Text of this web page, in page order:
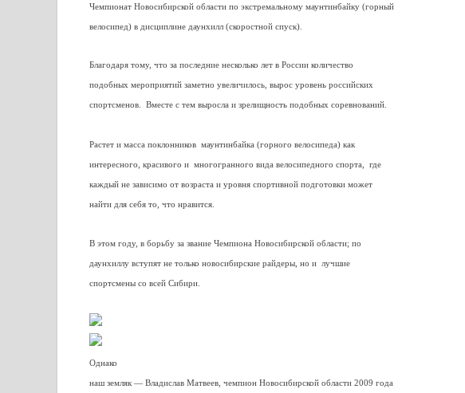
Чемпионат Новосибирской области по экстремальному маунтинбайку (горный
велосипед) в дисциплине даунхилл (скоростной спуск).
Благодаря тому, что за последние несколько лет в России количество
подобных мероприятий заметно увеличилось, вырос уровень российских
спортсменов. Вместе с тем выросла и зрелищность подобных соревнований.
Растет и масса поклонников маунтинбайка (горного велосипеда) как
интересного, красивого и многогранного вида велосипедного спорта, где
каждый не зависимо от возраста и уровня спортивной подготовки может
найти для себя то, что нравится.
В этом году, в борьбу за звание Чемпиона Новосибирской области; по
даунхиллу вступят не только новосибирские райдеры, но и лучшие
спортсмены со всей Сибири.
Однако
наш земляк — Владислав Матвеев, чемпион Новосибирской области 2009 года